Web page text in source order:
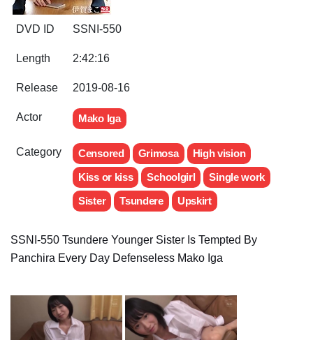
DVD ID SSNI-550
Length 2:42:16
Release 2019-08-16
Actor Mako Iga
Category Censored Grimosa
High vision
Kiss or kiss
Schoolgirl
Single work
Sister
Tsundere Upskirt
SSNI-550 Tsundere Younger Sister Is Tempted By
Panchira Every Day Defenseless Mako Iga